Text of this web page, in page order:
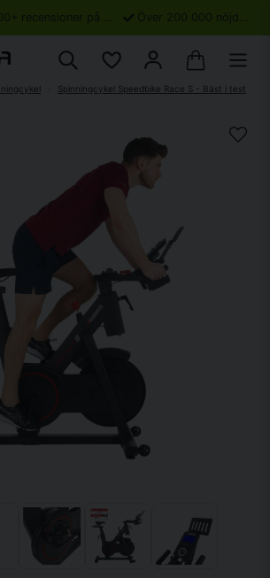
recensioner på Trustpilot Över 200 000 nöjda kunder
Spinningcykel Speedbike Race S - Bäst i test